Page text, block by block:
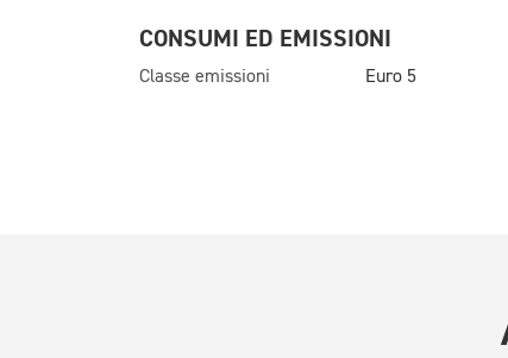
CONSUMI ED EMISSIONI
Classe emissioni Euro 5